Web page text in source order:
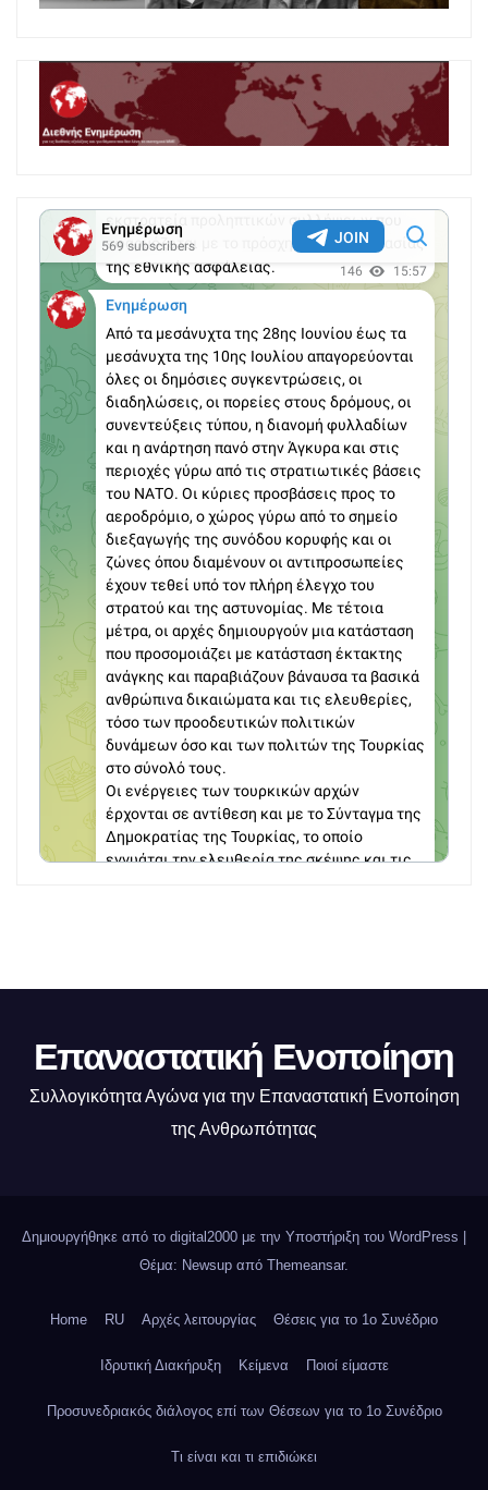
Επαναστατική Ενοποίηση
Συλλογικότητα Αγώνα για την Επαναστατική Ενοποίηση
της Ανθρωπότητας
Δημιουργήθηκε από το digital2000 με την Υποστήριξη του WordPress
Θέμα: Newsup από Themeansar.
Home RU Αρχές λειτουργίας Θέσεις για το 1o Συνέδριο
Ιδρυτική Διακήρυξη Κείμενα Ποιοί είμαστε
Προσυνεδριακός διάλογος επί των Θέσεων για το 1ο Συνέδριο
Τι είναι και τι επιδιώκει